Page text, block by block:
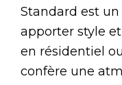
Standard est
apporter style
en résidentiel
confère une